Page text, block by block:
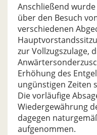
Anschließend
über den Besuch
verschiedenen
zur Vollzugszulage,
Erhöhung des
ungünstigen Zeiten
Die vorläufige
Wiedergewährung
dagegen
aufgenommen.